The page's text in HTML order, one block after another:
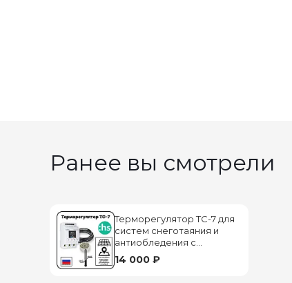
Ранее вы смотрели
Терморегулятор ТС-7 для
систем снеготаяния и
антиобледения с
датчиком осадков
14 000 ₽